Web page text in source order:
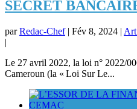
SECRET
parRedac-Chef| Fév 8, 2024 |
|
Le 27 avril 2022, la loi n° 2022/
Cameroun (la « Loi Sur Le...